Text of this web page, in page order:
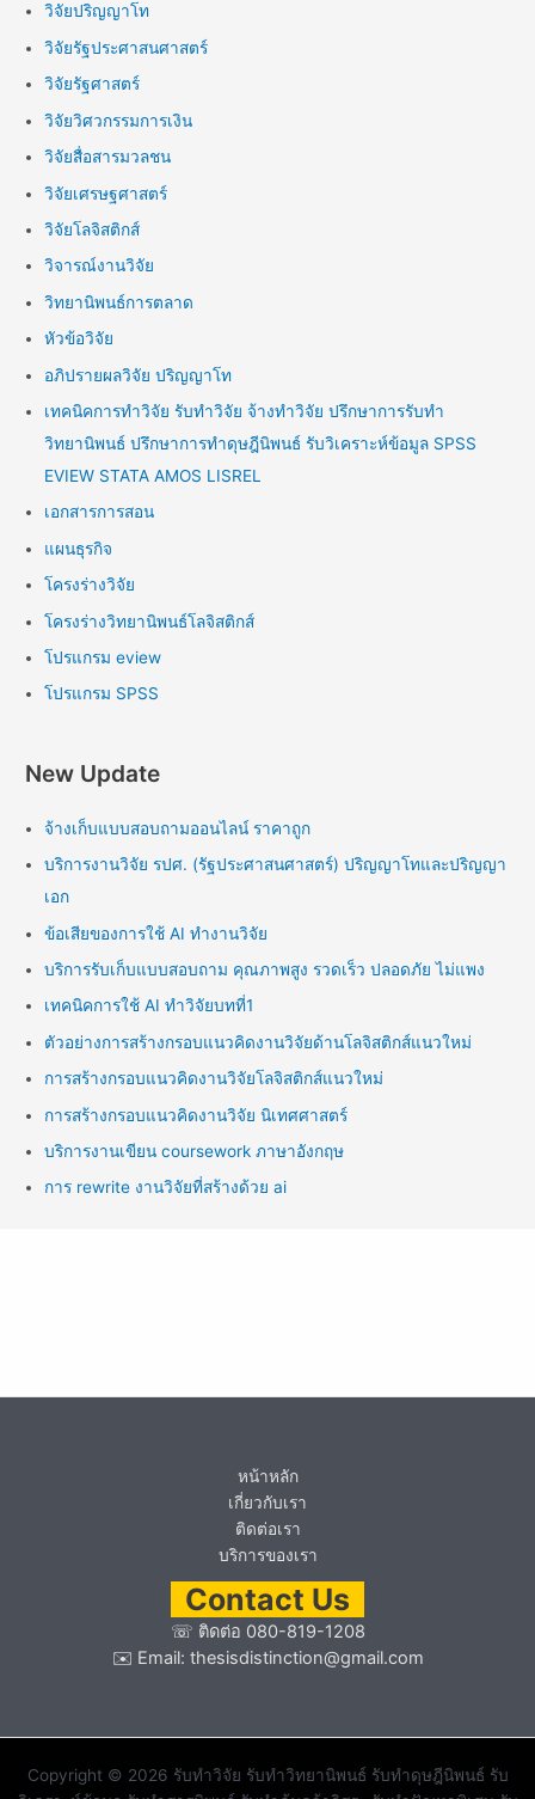
วิจัยปริญญาโท
วิจัยรัฐประศาสนศาสตร์
วิจัยรัฐศาสตร์
วิจัยวิศวกรรมการเงิน
วิจัยสื่อสารมวลชน
วิจัยเศรษฐศาสตร์
วิจัยโลจิสติกส์
วิจารณ์งานวิจัย
วิทยานิพนธ์การตลาด
หัวข้อวิจัย
อภิปรายผลวิจัย ปริญญาโท
เทคนิคการทำวิจัย รับทำวิจัย จ้างทำวิจัย ปรึกษาการรับทำ
วิทยานิพนธ์ ปรึกษาการทำดุษฎีนิพนธ์ รับวิเคราะห์ข้อมูล SPSS
EVIEW STATA AMOS LISREL
เอกสารการสอน
แผนธุรกิจ
โครงร่างวิจัย
โครงร่างวิทยานิพนธ์โลจิสติกส์
โปรแกรม eview
โปรแกรม SPSS
New Update
จ้างเก็บแบบสอบถามออนไลน์ ราคาถูก
บริการงานวิจัย รปศ. (รัฐประศาสนศาสตร์) ปริญญาโทและปริญญา
เอก
ข้อเสียของการใช้ AI ทำงานวิจัย
บริการรับเก็บแบบสอบถาม คุณภาพสูง รวดเร็ว ปลอดภัย ไม่แพง
เทคนิคการใช้ AI ทำวิจัยบทที่1
ตัวอย่างการสร้างกรอบแนวคิดงานวิจัยด้านโลจิสติกส์แนวใหม่
การสร้างกรอบแนวคิดงานวิจัยโลจิสติกส์แนวใหม่
การสร้างกรอบแนวคิดงานวิจัย นิเทศศาสตร์
บริการงานเขียน coursework ภาษาอังกฤษ
การ rewrite งานวิจัยที่สร้างด้วย ai
หน้าหลัก
เกี่ยวกับเรา
ติดต่อเรา
บริการของเรา
Contact Us
☏ ติดต่อ 080-819-1208
✉️ Email: thesisdistinction@gmail.com
Copyright © 2026 รับทำวิจัย รับทำวิทยานิพนธ์ รับทำดุษฎีนิพนธ์ รับ